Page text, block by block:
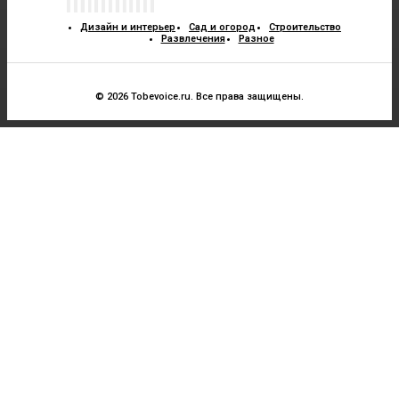
Дизайн и интерьер Сад и огород
Строительство
Развлечения
Разное
© 2026 Tobevoice.ru. Все права защищены.